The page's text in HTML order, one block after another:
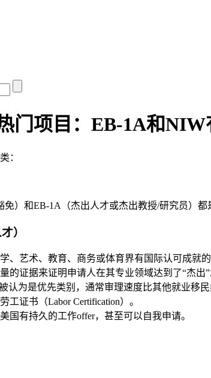
门项目：EB-1A和NIW
：
）和EB-1A（杰出人才或杰出教授/研究员）
）
、艺术、教育、商务或体育界有国际认可成就的
的证据来证明申请人在其专业领域达到了“杰出
认为是优先类别，通常审理速度比其他就业移民
工证书（Labor Certification）。
国有持久的工作offer，甚至可以自我申请。